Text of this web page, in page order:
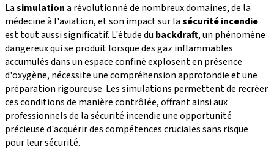
Lasimulationa révolutionné de nombreux domaines, de la
médecine à l'aviation, et son impact sur lasécurité incendie
est tout aussi significatif. L'étude du backdraft, un phénomène
dangereux qui se produit lorsque des gaz inflammables
accumulés dans un espace confiné explosent en présence
d'oxygène, nécessite une compréhension approfondie et une
préparation rigoureuse. Les simulations permettent de recréer
ces conditions de manière contrôlée, offrant ainsi aux
professionnels de la sécurité incendie une opportunité
précieuse d'acquérir des compétences cruciales sans risque
pour leur sécurité.